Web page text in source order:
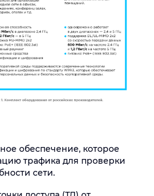
обеспечение, которое
трафика для проверки
сети.